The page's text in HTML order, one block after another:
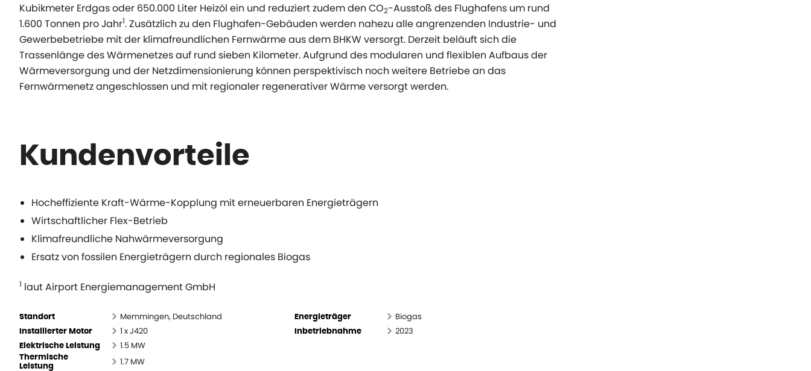
Kubikmeter Erdgas oder 650.000 Liter Heizöl ein und reduziert zudem den CO2-Ausstoß des Flughafens um rund
1.600 Tonnen pro Jahr1. Zusätzlich zu den Flughafen-Gebäuden werden nahezu alle angrenzenden Industrie- und
Gewerbebetriebe mit der klimafreundlichen Fernwärme aus dem BHKW versorgt. Derzeit beläuft sich die
Trassenlänge des Wärmenetzes auf rund sieben Kilometer. Aufgrund des modularen und flexiblen Aufbaus der
Wärmeversorgung und der Netzdimensionierung können perspektivisch noch weitere Betriebe an das
Fernwärmenetz angeschlossen und mit regionaler regenerativer Wärme versorgt werden.
Kundenvorteile
Hocheffiziente Kraft-Wärme-Kopplung mit erneuerbaren Energieträgern
Wirtschaftlicher Flex-Betrieb
Klimafreundliche Nahwärmeversorgung
Ersatz von fossilen Energieträgern durch regionales Biogas
1 laut Airport Energiemanagement GmbH
Standort Memmingen, Deutschland
Installierter Motor 1 x J420
Elektrische Leistung 1.5 MW
Thermische
Leistung
1.7 MW
Energieträger Biogas
Inbetriebnahme 2023